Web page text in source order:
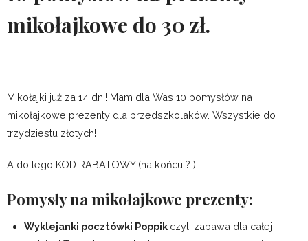
mikołajkowe do 30 zł.
Mikołajki już za 14 dni! Mam dla Was 10 pomysłów na
mikołajkowe prezenty dla przedszkolaków. Wszystkie do
trzydziestu złotych!
A do tego KOD RABATOWY (na końcu ? )
Pomysły na mikołajkowe prezenty:
Wyklejanki pocztówki Poppik czyli zabawa dla całej